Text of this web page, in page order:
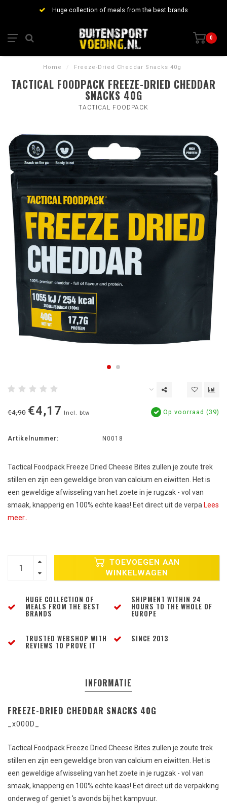
Huge collection of meals from the best brands
0
Home / Freeze-Dried Cheddar Snacks 40g
TACTICAL FOODPACK FREEZE-DRIED CHEDDAR
SNACKS 40G
TACTICAL FOODPACK
€4,90 €4,17 Incl. btw Op voorraad (39)
Artikelnummer: N0018
Tactical Foodpack Freeze Dried Cheese Bites zullen je zoute trek
stillen en zijn een geweldige bron van calcium en eiwitten. Het is
een geweldige afwisseling van het zoete in je rugzak - vol van
smaak, knapperig en 100% echte kaas! Eet direct uit de verpa Lees
meer..
TOEVOEGEN AAN
WINKELWAGEN
HUGE COLLECTION OF
MEALS FROM THE BEST
BRANDS
SHIPMENT WITHIN 24
HOURS TO THE WHOLE OF
EUROPE
TRUSTED WEBSHOP WITH
REVIEWS TO PROVE IT
SINCE 2013
INFORMATIE
FREEZE-DRIED CHEDDAR SNACKS 40G
_x000D_
Tactical Foodpack Freeze Dried Cheese Bites zullen je zoute trek
stillen en zijn een geweldige bron van calcium en eiwitten. Het is
een geweldige afwisseling van het zoete in je rugzak - vol van
smaak, knapperig en 100% echte kaas! Eet direct uit de verpakking
onderweg of geniet 's avonds bij het kampvuur.